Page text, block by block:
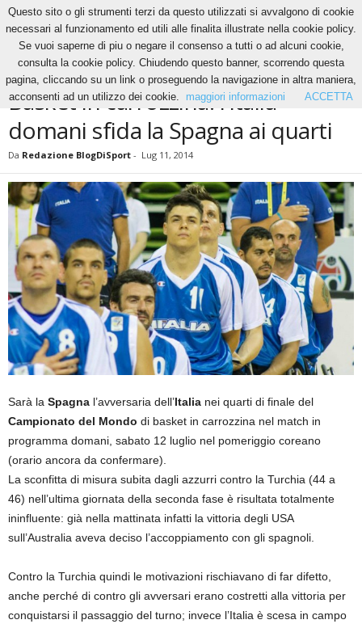
Altri Sport Basket in carrozzina: l’Italia domani sfida la Spagna ai quarti
ALTRI SPORT BASKET NBA
Basket in carrozzina: l’Italia
domani sfida la Spagna ai quarti
Da Redazione BlogDiSport - Lug 11, 2014
Sarà la Spagna l’avversaria dell’Italia nei quarti di finale del
Campionato del Mondo di basket in carrozzina nel match in
programma domani, sabato 12 luglio nel pomeriggio coreano
(orario ancora da confermare).
La sconfitta di misura subita dagli azzurri contro la Turchia (44 a
46) nell’ultima giornata della seconda fase è risultata totalmente
ininfluente: già nella mattinata infatti la vittoria degli USA
sull’Australia aveva deciso l’accoppiamento con gli spagnoli.
Contro la Turchia quindi le motivazioni rischiavano di far difetto,
anche perché di contro gli avversari erano costretti alla vittoria per
conquistarsi il passaggio del turno; invece l’Italia è scesa in campo
Questo sito o gli strumenti terzi da questo utilizzati si avvalgono di cookie
necessari al funzionamento ed utili alle finalita illustrate nella cookie policy.
Se vuoi saperne di piu o negare il consenso a tutti o ad alcuni cookie,
consulta la cookie policy. Chiudendo questo banner, scorrendo questa
pagina, cliccando su un link o proseguendo la navigazione in altra maniera,
acconsenti ad un utilizzo dei cookie.
maggiori informazioni ACCETTA